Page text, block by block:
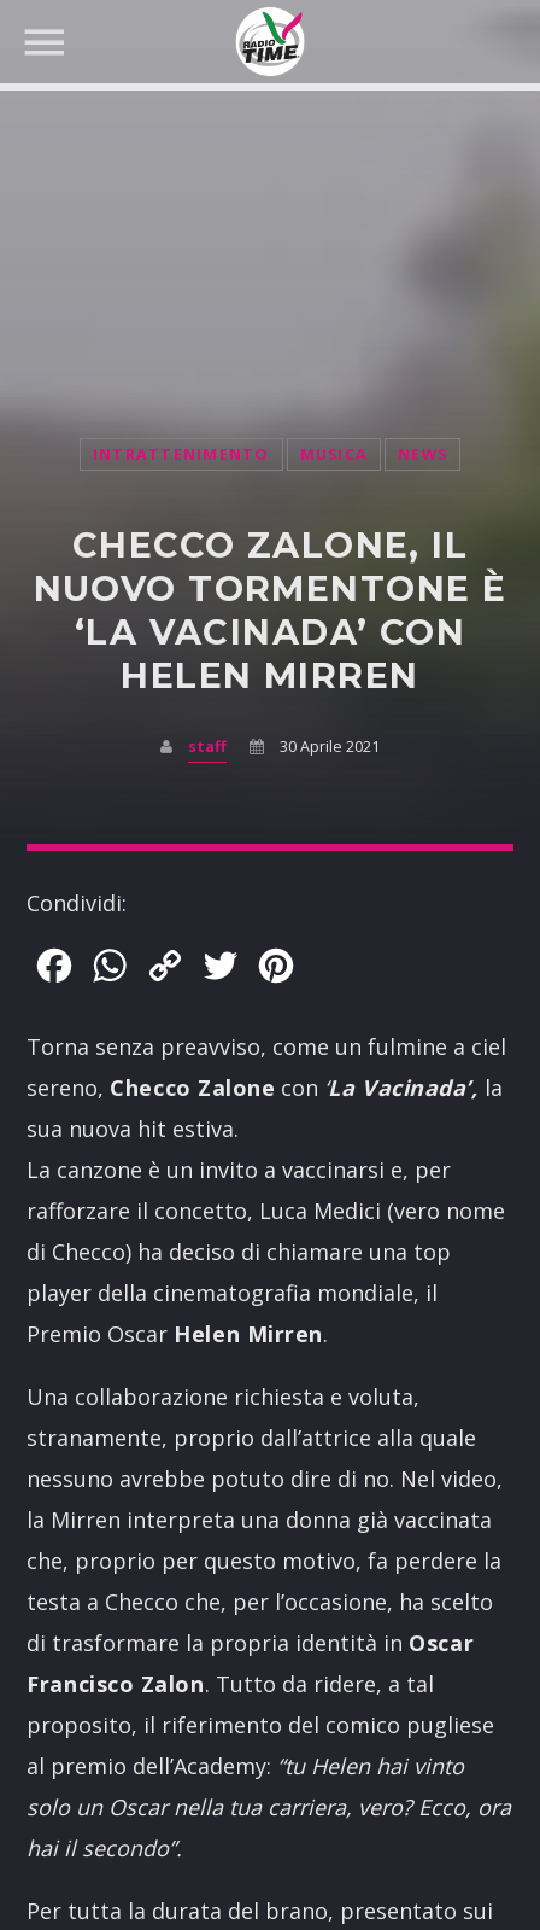
INTRATTENIMENTO MUSICA NEWS
CHECCO ZALONE, IL
NUOVO TORMENTONE È
‘LA VACINADA’ CON
HELEN MIRREN
staff 30 Aprile 2021
Condividi:
FacebookWhatsApp
Copy
Twitter
Torna senza preavviso, come un fulmine a ciel
sereno, Checco Zalone con ‘La Vacinada’, la
sua nuova hit estiva.
La canzone è un invito a vaccinarsi e, per
rafforzare il concetto, Luca Medici (vero nome
di Checco) ha deciso di chiamare una top
player della cinematografia mondiale, il
Premio Oscar Helen Mirren.
Una collaborazione richiesta e voluta,
stranamente, proprio dall’attrice alla quale
nessuno avrebbe potuto dire di no. Nel video,
la Mirren interpreta una donna già vaccinata
che, proprio per questo motivo, fa perdere la
testa a Checco che, per l’occasione, ha scelto
di trasformare la propria identità in Oscar
Francisco Zalon. Tutto da ridere, a tal
proposito, il riferimento del comico pugliese
al premio dell’Academy: “tu Helen hai vinto
solo un Oscar nella tua carriera, vero? Ecco, ora
hai il secondo”.
Per tutta la durata del brano, presentato sui